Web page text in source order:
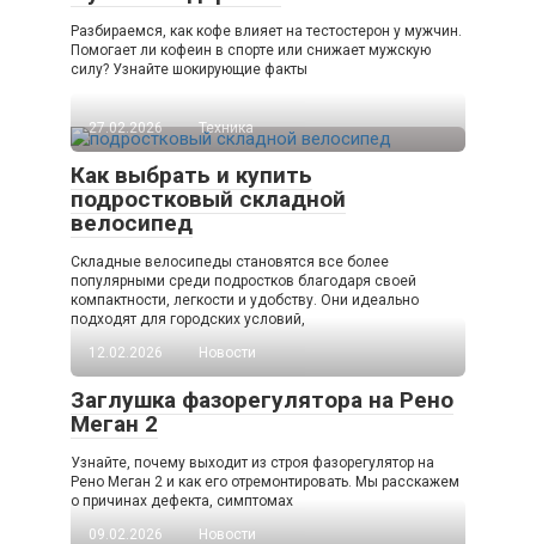
Разбираемся, как кофе влияет на тестостерон у мужчин.
Помогает ли кофеин в спорте или снижает мужскую
силу? Узнайте шокирующие факты
27.02.2026 Техника
Как выбрать и купить
подростковый складной
велосипед
Складные велосипеды становятся все более
популярными среди подростков благодаря своей
компактности, легкости и удобству. Они идеально
подходят для городских условий,
12.02.2026
Новости
Заглушка фазорегулятора на Рено
Меган 2
Узнайте, почему выходит из строя фазорегулятор на
Рено Меган 2 и как его отремонтировать. Мы расскажем
о причинах дефекта, симптомах
09.02.2026
Новости